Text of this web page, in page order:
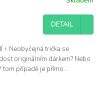
DETAIL
↑ Neobyčejná trička se
originálním dárkem? Nebo
tom případě je přímo...